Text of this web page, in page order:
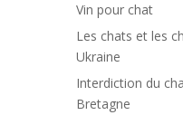
Vin pour chat
Les chats et les
Ukraine
Interdiction du
Bretagne